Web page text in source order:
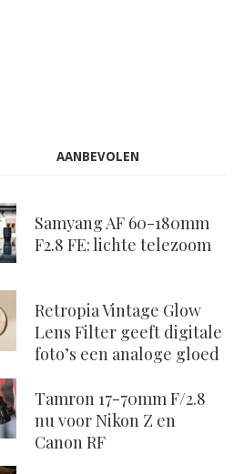
AANBEVOLEN
Samyang AF 60-180mm
F2.8 FE: lichte telezoom
Retropia Vintage Glow
Lens Filter geeft digitale
foto’s een analoge gloed
Tamron 17-70mm F/2.8
nu voor Nikon Z en
Canon RF